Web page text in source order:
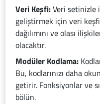
Veri Keşfi:Veri setinizle
geliştirmek için veri keşfi
dağılımını ve olası
olacaktır.
Modüler Kodlama:
Bu, kodlarınızı daha
getirir. Fonksiyonlar ve
bölün.